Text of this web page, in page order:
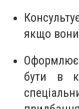
якщо
бути в